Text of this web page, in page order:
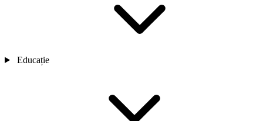
Educație